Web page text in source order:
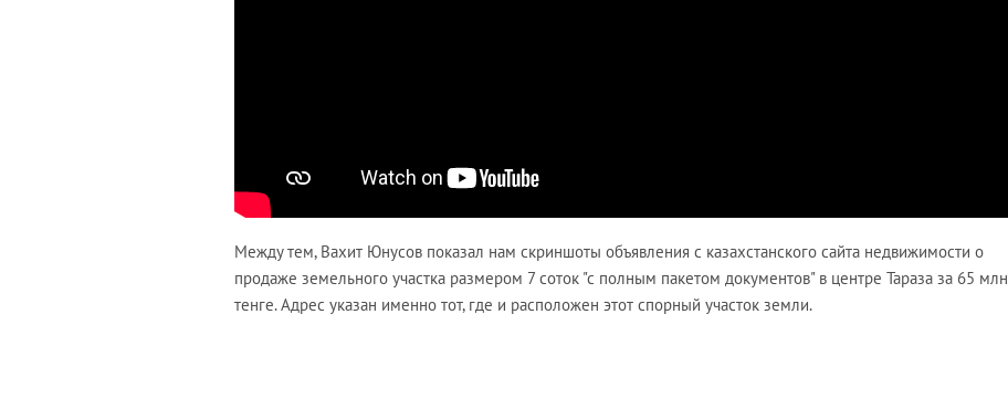
Между тем, Вахит Юнусов показал нам скриншоты объявления с казахстанского сайта недвижимости о
продаже земельного участка размером 7 соток "с полным пакетом документов" в центре Тараза за 65 млн
тенге. Адрес указан именно тот, где и расположен этот спорный участок земли.